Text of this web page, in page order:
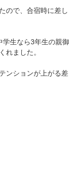
ので、合宿時に差し
学生なら3年生の親御
れました。
ンションが上がる差